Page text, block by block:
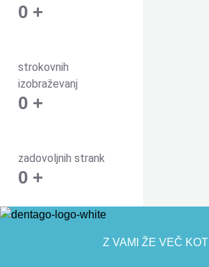
0 +
strokovnih
izobraževanj
0 +
zadovoljnih strank
0 +
Z VAMI ŽE VEČ KOT